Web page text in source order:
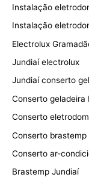
Instalação
Instalação
Electrolux
Jundiaí electrolux
Jundiaí conserto
Conserto geladeira
Conserto
Conserto brastemp
Conserto ar-
Brastemp Jundiaí